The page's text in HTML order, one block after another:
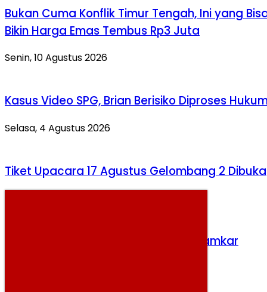
Bukan Cuma Konflik Timur Tengah, Ini yang
Bikin Harga Emas Tembus Rp3 Juta
Senin, 10 Agustus 2026
Kasus Video SPG, Brian Berisiko Diproses
Selasa, 4 Agustus 2026
Tiket Upacara 17 Agustus Gelombang 2 Dibuka
Rumah di Matraman Terbakar, 75 Damkar